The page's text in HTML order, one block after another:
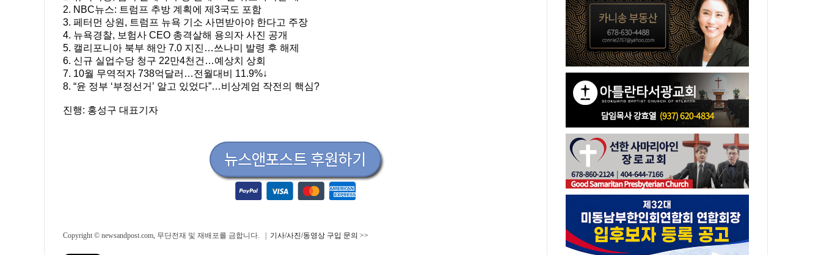
2. NBC뉴스: 트럼프 추방 계획에 제3국도 포함
3. 페터먼 상원, 트럼프 뉴욕 기소 사면받아야 한다고 주장
4. 뉴욕경찰, 보험사 CEO 총격살해 용의자 사진 공개
5. 캘리포니아 북부 해안 7.0 지진…쓰나미 발령 후 해제
6. 신규 실업수당 청구 22만4천건…예상치 상회
7. 10월 무역적자 738억달러…전월대비 11.9%↓
8. “윤 정부 ‘부정선거’ 알고 있었다”…비상계엄 작전의 핵심?
진행: 홍성구 대표기자
Copyright © newsandpost.com, 무단전재 및 재배포를 금합니다. | 기사/사진/동영상 구입 문의 >>